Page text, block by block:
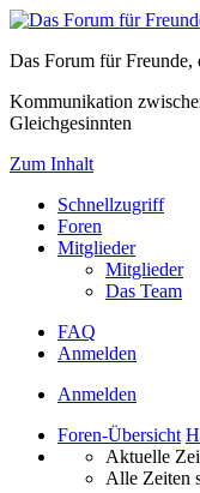
Das Forum für Freunde,
Kommunikation
Gleichgesinnten
Zum Inhalt
Schnellzugriff
Foren
Mitglieder
Mitglieder
Das Team
FAQ
Anmelden
Anmelden
Foren-Übersicht
Aktuelle
Alle Zeiten